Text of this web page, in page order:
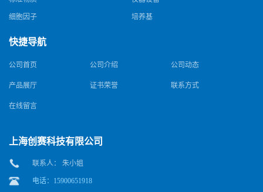
细胞因子 培养基
快捷导航
公司首页 公司介绍 公司动态
产品展厅 证书荣誉 联系方式
在线留言
上海创赛科技有限公司
联系人： 朱小姐
电话：15900651918